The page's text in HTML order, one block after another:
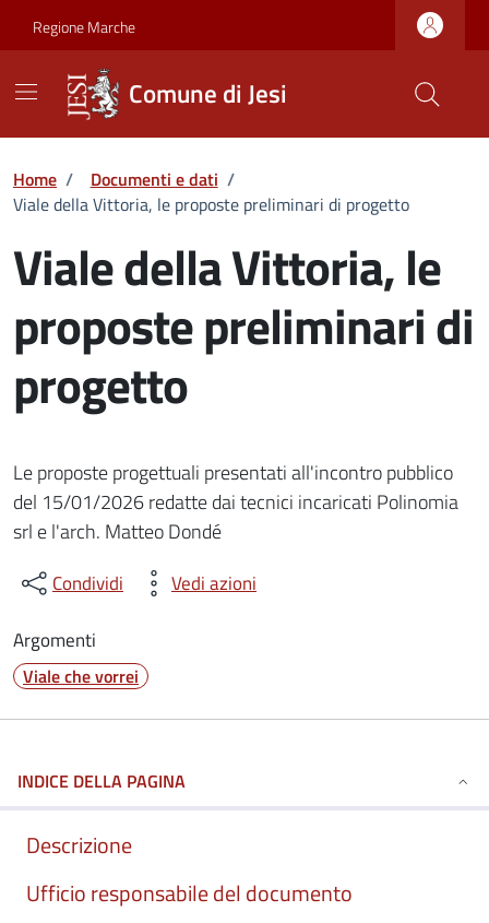
Skip to Main Content
Regione Marche
Comune di Jesi
Home / Documenti e dati /
Viale della Vittoria, le proposte preliminari di progetto
Viale della Vittoria, le
proposte preliminari di
progetto
Le proposte progettuali presentati all'incontro pubblico
del 15/01/2026 redatte dai tecnici incaricati Polinomia
srl e l'arch. Matteo Dondé
Condividi Vedi azioni
Argomenti
Viale che vorrei
INDICE DELLA PAGINA
Descrizione
Ufficio responsabile del documento